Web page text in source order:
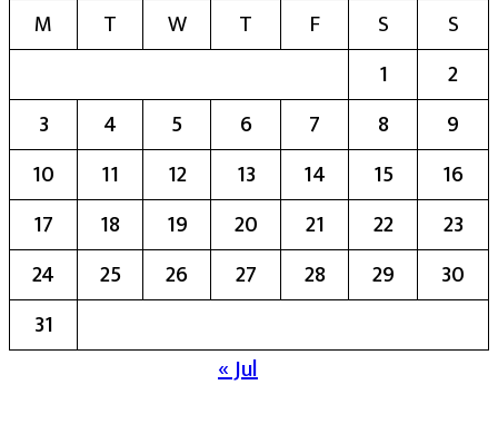
M
T W T F S
S
1
2
3
4 5 6 7 8
9
10
11 12 13 14 15
16
17
18 19 20 21 22
23
24
25 26 27 28 29
30
31
« Jul